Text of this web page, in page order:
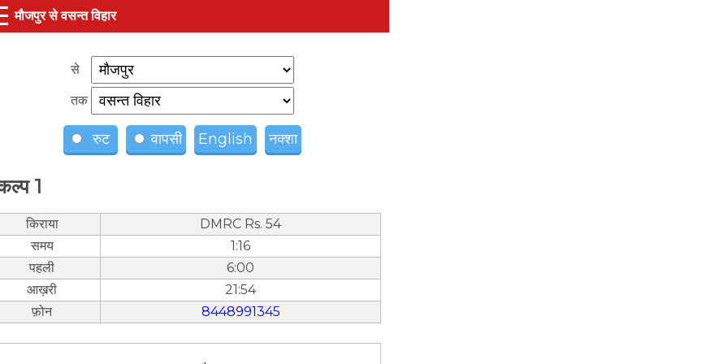
मौजपुर से वसन्त विहार
से
तक
रुट वापसी English नक्शा
1
किराया
DMRC Rs. 54
समय
1:16
पहली
6:00
आख़री
21:54
फ़ोन
8448991345